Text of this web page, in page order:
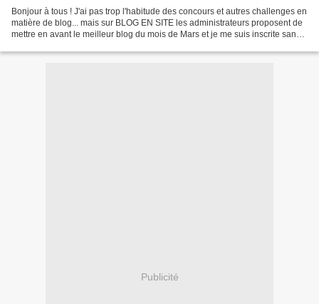
Bonjour à tous ! J'ai pas trop l'habitude des concours et autres challenges en
matière de blog... mais sur BLOG EN SITE les administrateurs proposent de
mettre en avant le meilleur blog du mois de Mars et je me suis inscrite sans
Publicité